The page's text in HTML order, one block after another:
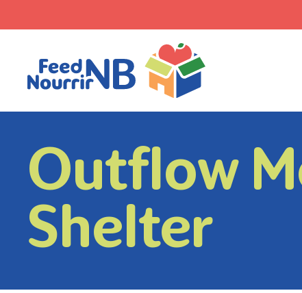
Outflow
Shelter